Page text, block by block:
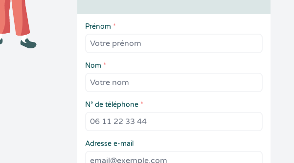
Prénom *
Nom *
N° de téléphone *
Adresse e-mail